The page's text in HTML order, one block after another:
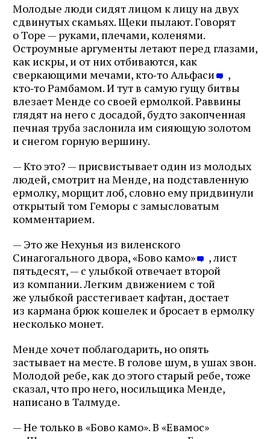
Молодые люди сидят лицом к лицу на двух
сдвинутых скамьях. Щеки пылают. Говорят
о Торе — руками, плечами, коленями.
Остроумные аргументы летают перед глазами,
как искры, и от них отбиваются, как
сверкающими мечами, кто‑то Альфаси
,
кто‑то Рамбамом. И тут в самую гущу битвы
влезает Менде со своей ермолкой. Раввины
глядят на него с досадой, будто закопченная
печная труба заслонила им сияющую золотом
и снегом горную вершину.
— Кто это? — присвистывает один из молодых
людей, смотрит на Менде, на подставленную
ермолку, морщит лоб, словно ему придвинули
открытый том Геморы с замысловатым
комментарием.
— Это же Нехунья из виленского
Синагогального двора, «Бово камо»
, лист
пятьдесят, — с улыбкой отвечает второй
из компании. Легким движением с той
же улыбкой расстегивает кафтан, достает
из кармана брюк кошелек и бросает в ермолку
несколько монет.
Менде хочет поблагодарить, но опять
застывает на месте. В голове шум, в ушах звон.
Молодой ребе, как до этого старый ребе, тоже
сказал, что про него, носильщика Менде,
написано в Талмуде.
— Не только в «Бово камо». В «Евамос»